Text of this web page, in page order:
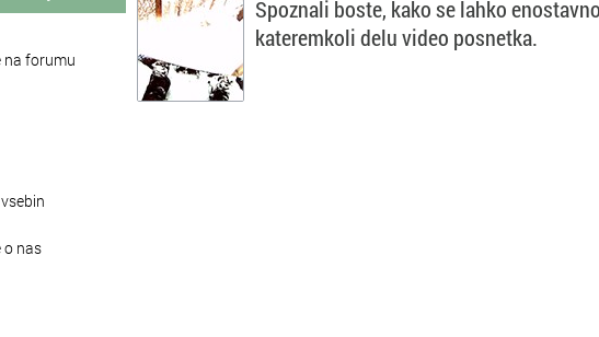
na forumu
o nas
Spoznali boste, kako se lahko
kateremkoli delu video posnetka.